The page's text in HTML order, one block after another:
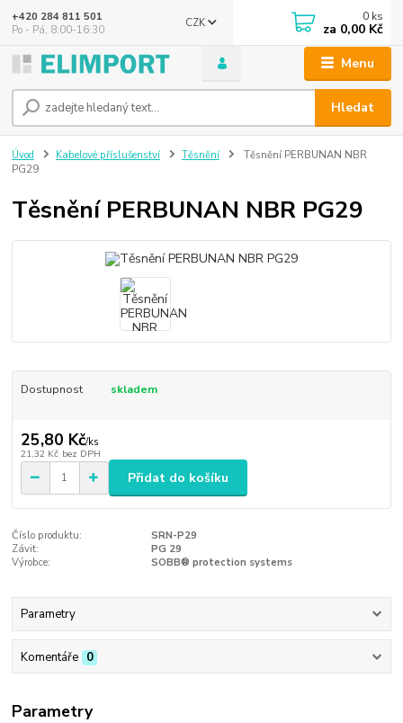
Menu
CZK
Hledat
+420 284 811 501
Po - Pá, 8:00-16:30
0 ks
za 0,00 Kč
Úvod Kabelové příslušenství Těsnění
Těsnění PERBUNAN NBR
PG29
Těsnění PERBUNAN NBR PG29
Dostupnost skladem
25,80 Kč/ks
21,32 Kč bez DPH
Přidat do košíku
Číslo produktu:
SRN-P29
Závit:
PG 29
Výrobce:
SOBB® protection systems
Parametry
Komentáře 0
Parametry